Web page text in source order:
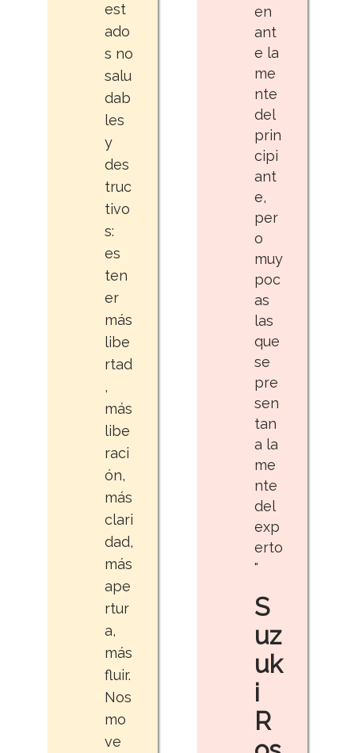
est
ado
s no
salu
dab
les
y
des
truc
tivo
s:
es
ten
er
más
libe
rtad
,
más
libe
raci
ón,
más
clari
dad,
más
ape
rtur
a,
más
fluir.
Nos
mo
ve
en
ant
e la
me
nte
del
prin
cipi
ant
e,
per
o
muy
poc
as
las
que
se
pre
sen
tan
a la
me
nte
del
exp
erto
"
S
uz
uk
i
R